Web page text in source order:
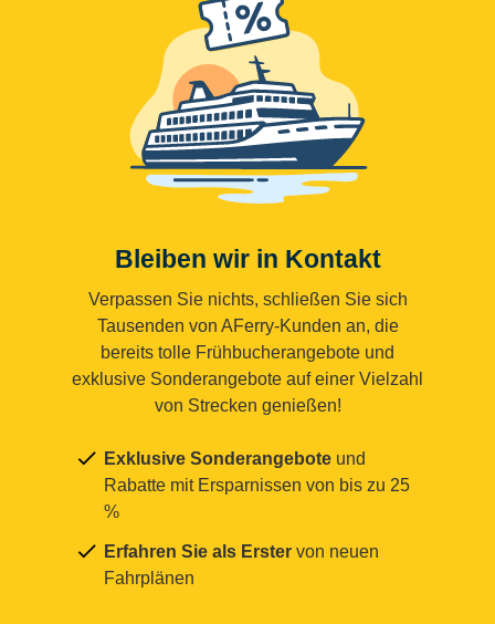
Bleiben wir in Kontakt
Verpassen Sie nichts, schließen Sie sich
Tausenden von AFerry-Kunden an, die
bereits tolle Frühbucherangebote und
exklusive Sonderangebote auf einer Vielzahl
von Strecken genießen!
Exklusive Sonderangebote und
Rabatte mit Ersparnissen von bis zu 25
%
Erfahren Sie als Erster von neuen
Fahrplänen